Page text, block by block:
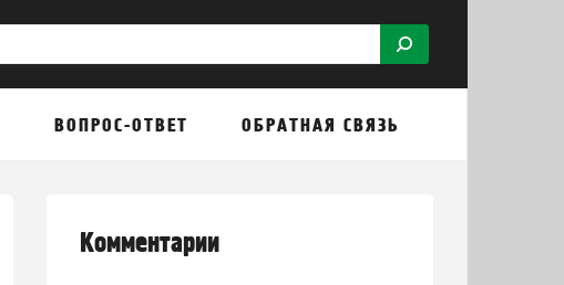
ВОПРОС-ОТВЕТ ОБРАТНАЯ СВЯЗЬ
Комментарии